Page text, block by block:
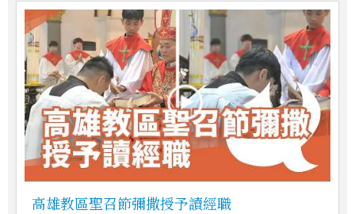
高雄教區聖召節彌撒授予讀經職